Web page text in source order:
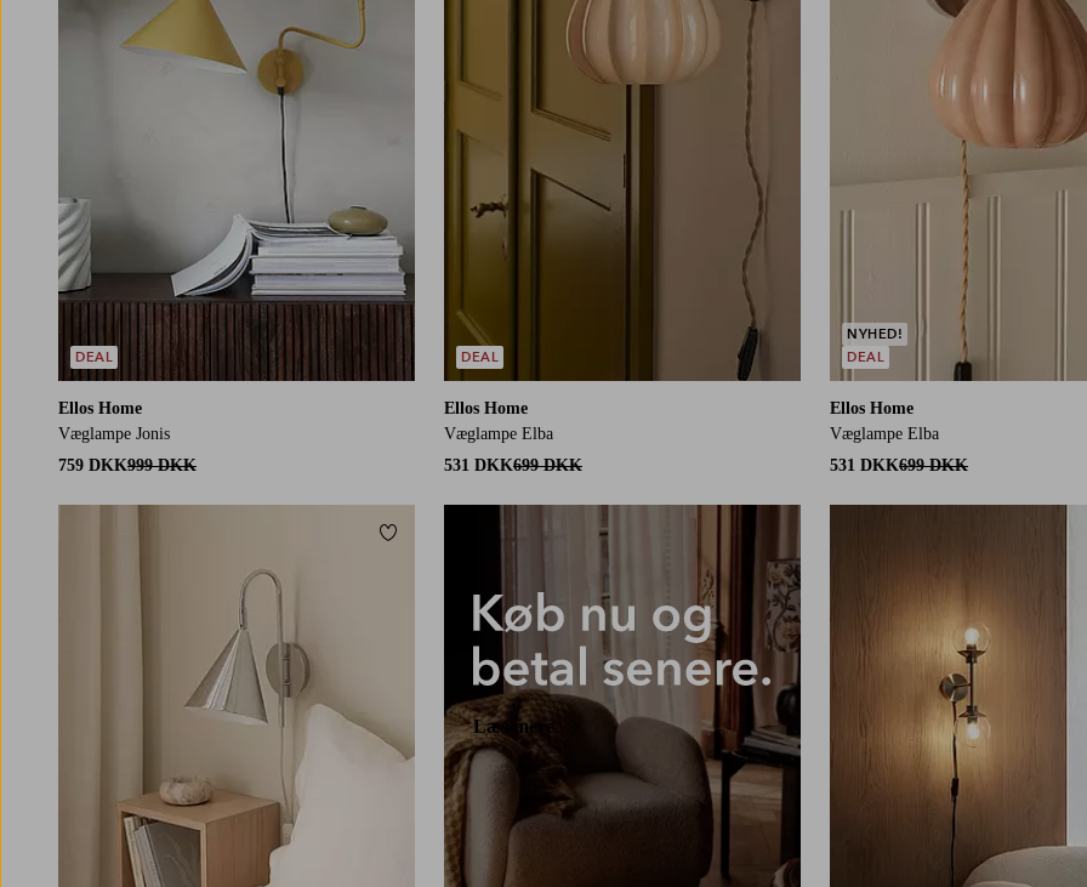
Ellos Home
Væglampe Jonis
759 DKK999 DKK
DEAL
Ellos Home
Væglampe Elba
531 DKK699 DKK
DEAL
Ellos Home
Væglampe Elba
531 DKK699 DKK
NYHED!
DEAL
Tilføj til favoritter
Læs mere